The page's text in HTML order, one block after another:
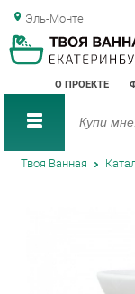
Эль-Монте
О ПРОЕКТЕ
Твоя Ванная Каталог